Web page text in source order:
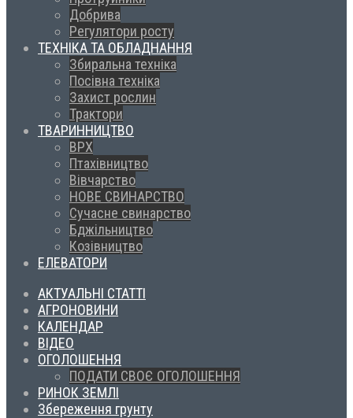
Добрива
Регулятори росту
ТЕХНІКА ТА ОБЛАДНАННЯ
Збиральна техніка
Посівна техніка
Захист рослин
Трактори
ТВАРИННИЦТВО
ВРХ
Птахівництво
Вівчарство
НОВЕ СВИНАРСТВО
Сучасне свинарство
Бджільництво
Козівництво
ЕЛЕВАТОРИ
АКТУАЛЬНІ СТАТТІ
АГРОНОВИНИ
КАЛЕНДАР
ВІДЕО
ОГОЛОШЕННЯ
ПОДАТИ СВОЄ ОГОЛОШЕННЯ
РИНОК ЗЕМЛІ
Збереження грунту